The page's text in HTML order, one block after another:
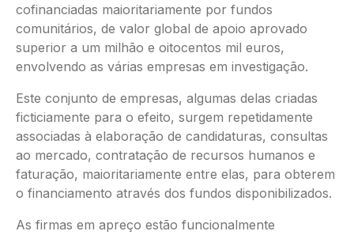
cofinanciadas maioritariamente por fundos
comunitários, de valor global de apoio aprovado
superior a um milhão e oitocentos mil euros,
envolvendo as várias empresas em investigação.
Este conjunto de empresas, algumas delas criadas
ficticiamente para o efeito, surgem repetidamente
associadas à elaboração de candidaturas, consultas
ao mercado, contratação de recursos humanos e
faturação, maioritariamente entre elas, para obterem
o financiamento através dos fundos disponibilizados.
As firmas em apreço estão funcionalmente